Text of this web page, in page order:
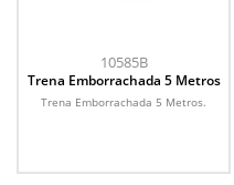
10585B
Trena Emborrachada 5 Metros
Trena Emborrachada 5 Metros.